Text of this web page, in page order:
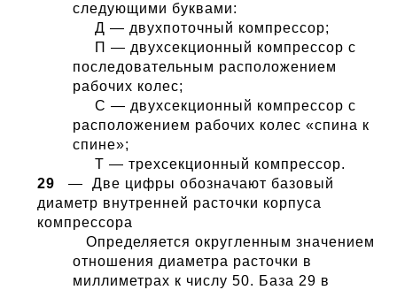
следующими буквами:
Д — двухпоточный компрессор;
П — двухсекционный компрессор с
последовательным расположением
рабочих колес;
С — двухсекционный компрессор с
расположением рабочих колес «спина к
спине»;
Т — трехсекционный компрессор.
29 — Две цифры обозначают базовый
диаметр внутренней расточки корпуса
компрессора
Определяется округленным значением
отношения диаметра расточки в
миллиметрах к числу 50. База 29 в